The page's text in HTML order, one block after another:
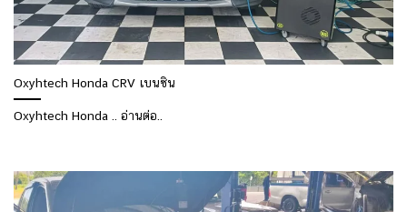
Oxyhtech Honda CRV เบนซิน
Oxyhtech Honda .. อ่านต่อ..